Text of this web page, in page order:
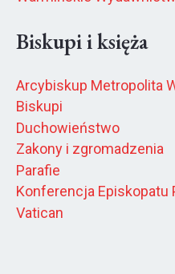
Biskupi i księża
Arcybiskup Metropolita
Biskupi
Duchowieństwo
Zakony i zgromadzenia
Parafie
Konferencja Episkopatu
Vatican